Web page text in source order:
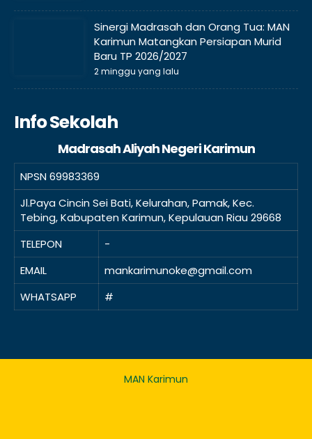
Sinergi Madrasah dan Orang Tua: MAN
Karimun Matangkan Persiapan Murid
Baru TP 2026/2027
2 minggu yang lalu
Info Sekolah
Madrasah Aliyah Negeri Karimun
NPSN69983369
Jl.Paya Cincin Sei Bati, Kelurahan, Pamak, Kec.
Tebing, Kabupaten Karimun, Kepulauan Riau 29668
TELEPON
-
EMAIL
mankarimunoke@gmail.com
WHATSAPP
#
MAN Karimun